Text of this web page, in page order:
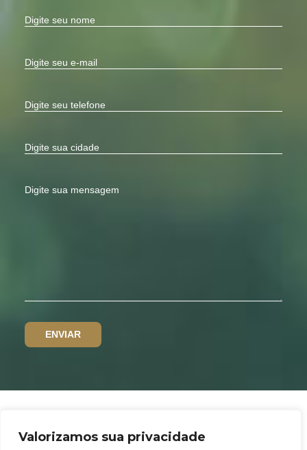
Valorizamos sua privacidade
Política de privacidade